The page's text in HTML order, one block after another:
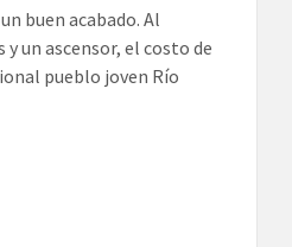
buen acabado. Al
un ascensor, el costo de
pueblo joven Río